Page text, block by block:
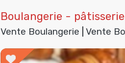
Boulangerie -
Vente Boulangerie Vente